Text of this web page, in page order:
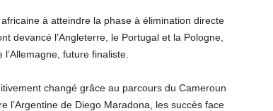
à atteindre la phase à élimination directe
devancé l’Angleterre, le Portugal et la Pologne,
future finaliste.
changé grâce au parcours du Cameroun
l’Argentine de Diego Maradona, les succès face